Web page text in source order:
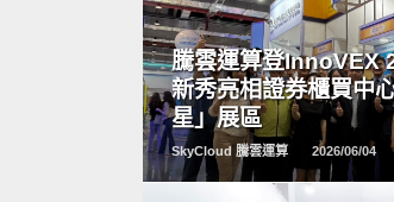
騰雲運算登InnoVEX
新秀亮相證券櫃買中
星」展區
SkyCloud 騰雲運算 2026/06/04